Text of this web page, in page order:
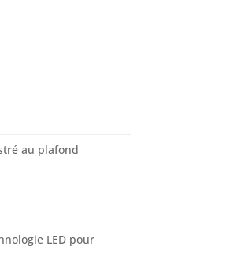
au plafond
LED pour